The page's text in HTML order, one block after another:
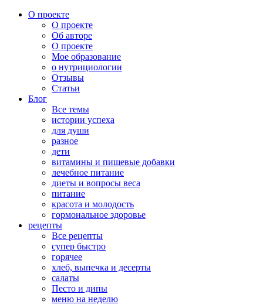
О проекте
О проекте
Об авторе
О проекте
Мое образование
о нутрициологии
Отзывы
Статьи
Блог
Все темы
истории успеха
для души
разное
дети
витамины и пищевые добавки
лечебное питание
диеты и вопросы веса
питание
красота и молодость
гормональное здоровье
рецепты
Все рецепты
супер быстро
горячее
хлеб, выпечка и десерты
салаты
Песто и дипы
меню на неделю